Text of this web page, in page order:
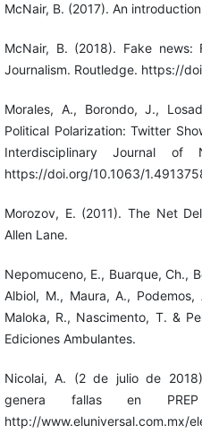
McNair, B. (2017). An
McNair, B. (2018). Fake news:
Journalism. Routledge. https://
Morales, A., Borondo, J.,
Political Polarization: Twitter
Interdisciplinary Journal of
https://doi.org/10.1063/
Morozov, E. (2011). The Net
Allen Lane.
Nepomuceno, E., Buarque, Ch.,
Albiol, M., Maura, A., Podemos,
Maloka, R., Nascimento, T. &
Ediciones Ambulantes.
Nicolai, A. (2 de julio de
genera fallas en
http://www.eluniversal.com.mx/